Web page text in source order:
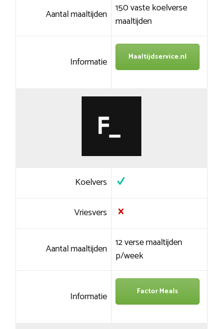
Aantal maaltijden 150 vaste koelverse
maaltijden
Informatie Maaltijdservice.nl
Koelvers
Vriesvers
Aantal maaltijden 12 verse maaltijden
p/week
Informatie Factor Meals